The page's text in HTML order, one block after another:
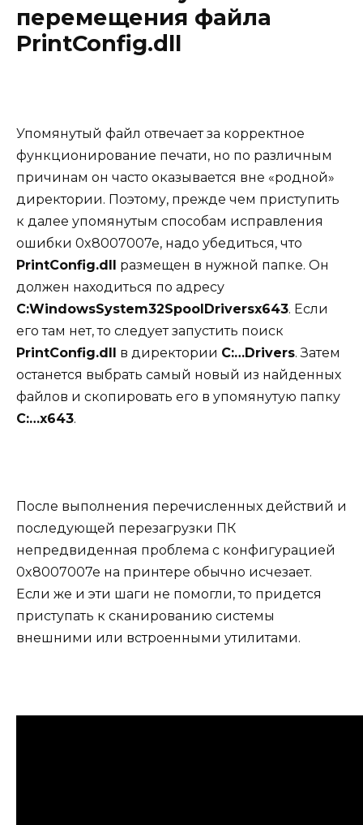
перемещения файла
PrintConfig.dll
Упомянутый файл отвечает за корректное
функционирование печати, но по различным
причинам он часто оказывается вне «родной»
директории. Поэтому, прежде чем приступить
к далее упомянутым способам исправления
ошибки 0x8007007e, надо убедиться, что
PrintConfig.dll размещен в нужной папке. Он
должен находиться по адресу
C:WindowsSystem32SpoolDriversx643. Если
его там нет, то следует запустить поиск
PrintConfig.dll в директории C:…Drivers. Затем
останется выбрать самый новый из найденных
файлов и скопировать его в упомянутую папку
C:…x643.
После выполнения перечисленных действий и
последующей перезагрузки ПК
непредвиденная проблема с конфигурацией
0x8007007e на принтере обычно исчезает.
Если же и эти шаги не помогли, то придется
приступать к сканированию системы
внешними или встроенными утилитами.